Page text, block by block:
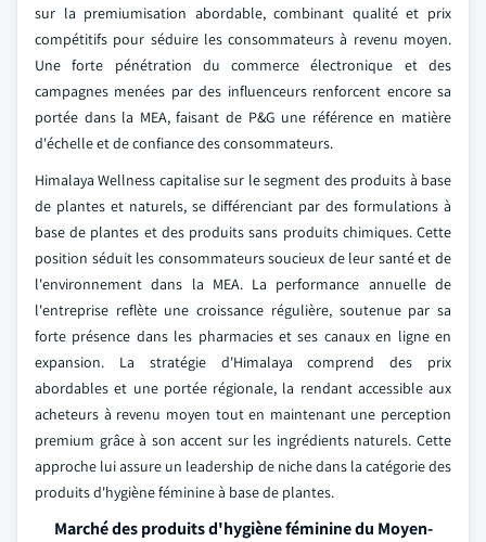
sur la premiumisation abordable, combinant qualité et prix
compétitifs pour séduire les consommateurs à revenu moyen.
Une forte pénétration du commerce électronique et des
campagnes menées par des influenceurs renforcent encore sa
portée dans la MEA, faisant de P&G une référence en matière
d'échelle et de confiance des consommateurs.
Himalaya Wellness capitalise sur le segment des produits à base
de plantes et naturels, se différenciant par des formulations à
base de plantes et des produits sans produits chimiques. Cette
position séduit les consommateurs soucieux de leur santé et de
l'environnement dans la MEA. La performance annuelle de
l'entreprise reflète une croissance régulière, soutenue par sa
forte présence dans les pharmacies et ses canaux en ligne en
expansion. La stratégie d'Himalaya comprend des prix
abordables et une portée régionale, la rendant accessible aux
acheteurs à revenu moyen tout en maintenant une perception
premium grâce à son accent sur les ingrédients naturels. Cette
approche lui assure un leadership de niche dans la catégorie des
produits d'hygiène féminine à base de plantes.
Marché des produits d'hygiène féminine du Moyen-